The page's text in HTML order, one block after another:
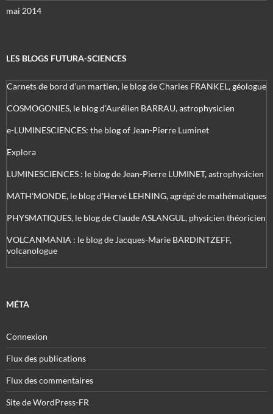
mai 2014
LES BLOGS FUTURA-SCIENCES
Carnets de bord d’un martien, le blog de Charles FRANKEL, géologue
COSMOGONIES, le blog d'Aurélien BARRAU, astrophysicien
e-LUMINESCIENCES: the blog of Jean-Pierre Luminet
Explora
LUMINESCIENCES : le blog de Jean-Pierre LUMINET, astrophysicien
MATH'MONDE, le blog d'Hervé LEHNING, agrégé de mathématiques
PHYSMATIQUES, le blog de Claude ASLANGUL, physicien théoricien
VOLCANMANIA : le blog de Jacques-Marie BARDINTZEFF,
volcanologue
MÉTA
Connexion
Flux des publications
Flux des commentaires
Site de WordPress-FR